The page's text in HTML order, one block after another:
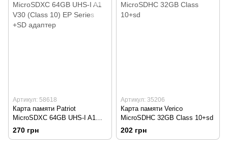
Артикул: 58618
Карта памяти Patriot
MicroSDXC 64GB UHS-I A1
V30 (Class 10) EP Series +SD
адаптер
270 грн
Артикул: 35206
Карта памяти Verico
MicroSDHC 32GB Class 10+sd
202 грн